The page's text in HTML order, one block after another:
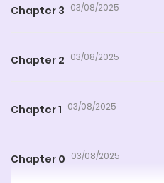
Chapter 3 03/08/2025
Chapter 2 03/08/2025
Chapter 1 03/08/2025
Chapter 0 03/08/2025